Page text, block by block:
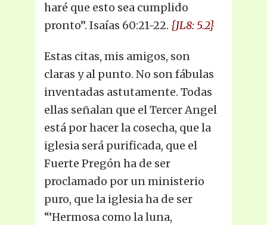
haré que esto sea cumplido
pronto”. Isaías 60:21-22. {JL8: 5.2}
Estas citas, mis amigos, son
claras y al punto. No son fábulas
inventadas astutamente. Todas
ellas señalan que el Tercer Angel
está por hacer la cosecha, que la
iglesia será purificada, que el
Fuerte Pregón ha de ser
proclamado por un ministerio
puro, que la iglesia ha de ser
“’Hermosa como la luna,